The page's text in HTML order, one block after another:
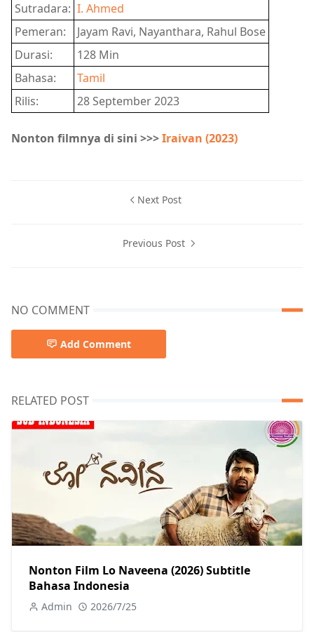
Sutradara: I. Ahmed
Pemeran:
Jayam Ravi, Nayanthara, Rahul Bose
Durasi:
128 Min
Bahasa:
Tamil
Rilis:
28 September 2023
Nonton filmnya di sini >>>Iraivan (2023)
Next Post
Previous Post
NO COMMENT
Add Comment
RELATED POST
Nonton Film Lo Naveena (2026) Subtitle
Bahasa Indonesia
Admin 2026/7/25